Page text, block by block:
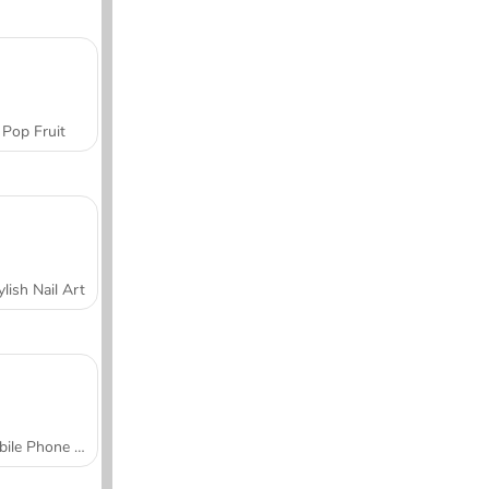
Pop Fruit
Nail Art
Mobile Phone Case Design & DIY